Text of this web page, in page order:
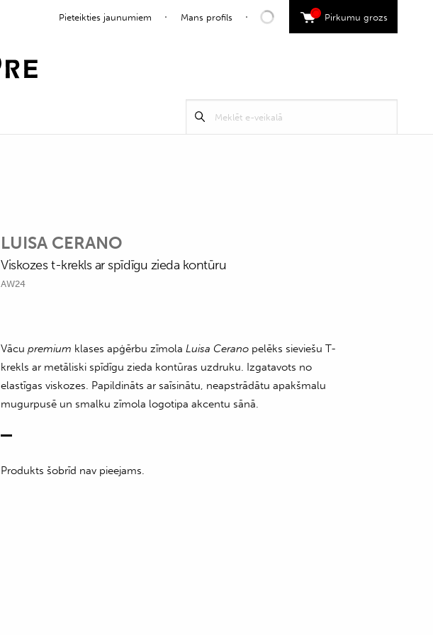
Pieteikties jaunumiem Mans profils Pirkumu grozs
0
Meklēt
LUISA CERANO
Viskozes t-krekls ar spīdīgu zieda kontūru
AW24
Vācupremium klases apģērbu zīmolaLuisa Cerano pelēks sieviešu T-
krekls ar metāliski spīdīgu zieda kontūras uzdruku. Izgatavots no
elastīgas viskozes. Papildināts ar saīsinātu, neapstrādātu apakšmalu
mugurpusē un smalku zīmola logotipa akcentu sānā.
Produkts šobrīd nav pieejams.